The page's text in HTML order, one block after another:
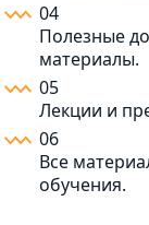
04
Полезные
материалы.
05
Лекции и
06
Все
обучения.